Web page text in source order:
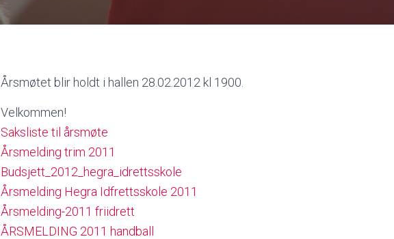
Årsmøtet blir holdt i hallen 28.02.2012 kl 1900.
Velkommen!
Saksliste til årsmøte
Årsmelding trim 2011
Budsjett_2012_hegra_idrettsskole
Årsmelding Hegra Idfrettsskole 2011
Årsmelding-2011 friidrett
ÅRSMELDING 2011 handball